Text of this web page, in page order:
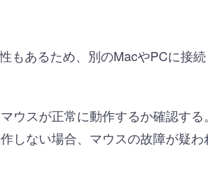
もあるため、別のMacやPCに接続
ウスが正常に動作するか確認する。
しない場合、マウスの故障が疑わ